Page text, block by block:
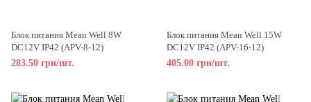
Блок питания Mean Well 8W
DC12V IP42 (APV-8-12)
283.50 грн/шт.
Блок питания Mean Well 15W
DC12V IP42 (APV-16-12)
405.00 грн/шт.